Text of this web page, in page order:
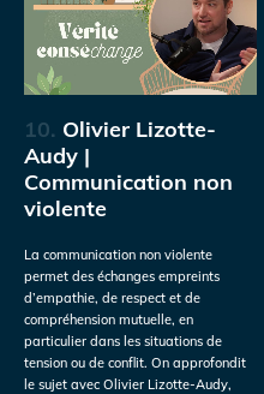
10. Olivier Lizotte-
Audy |
Communication non
violente
La communication non violente
permet des échanges empreints
d’empathie, de respect et de
compréhension mutuelle, en
particulier dans les situations de
tension ou de conflit. On approfondit
le sujet avec Olivier Lizotte-Audy,